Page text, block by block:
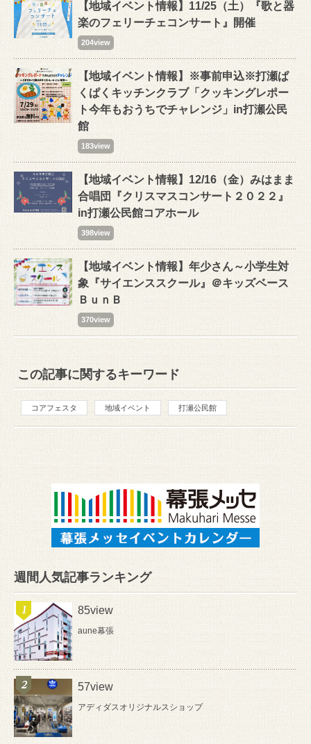
【地域イベント情報】11/25（土）『歌と器
楽のフェリーチェコンサート』開催
204view
【地域イベント情報】※事前申込※打瀬ぱ
くぱくキッチンクラブ「クッキングレポー
ト今年もおうちでチャレンジ」in打瀬公民
館
183view
【地域イベント情報】12/16（金）みはまま
合唱団『クリスマスコンサート２０２２』
in打瀬公民館コアホール
398view
【地域イベント情報】年少さん～小学生対
象『サイエンススクール』＠キッズベース
ＢｕｎＢ
370view
この記事に関するキーワード
コアフェスタ 地域イベント 打瀬公民館
週間人気記事ランキング
85view
aune幕張
57view
アディダスオリジナルスショップ